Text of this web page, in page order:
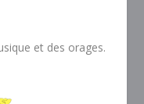
et des orages.